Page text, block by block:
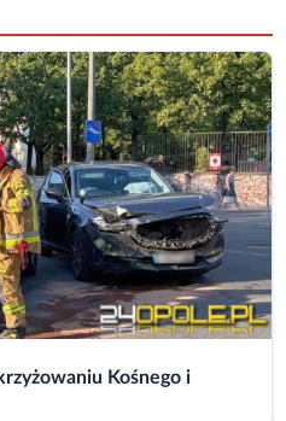
Kośnego i